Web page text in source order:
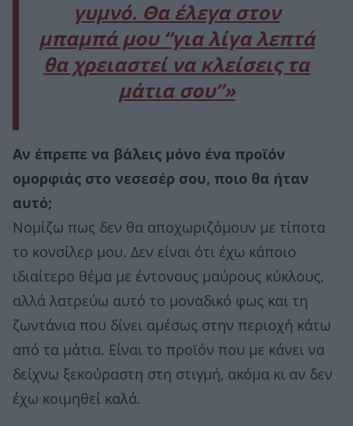
γυμνό. Θα έλεγα στον
μπαμπά μου “για λίγα λεπτά
θα χρειαστεί να κλείσεις τα
μάτια σου”»
Αν έπρεπε να βάλεις μόνο ένα προϊόν
ομορφιάς στο νεσεσέρ σου, ποιο θα ήταν
αυτό;
Νομίζω πως δεν θα αποχωριζόμουν με τίποτα
το κονσίλερ μου. Δεν είναι ότι έχω κάποιο
ιδιαίτερο θέμα με έντονους μαύρους κύκλους,
αλλά λατρεύω αυτό το μοναδικό φως και τη
ζωντάνια που δίνει αμέσως στην περιοχή κάτω
από τα μάτια. Είναι το προϊόν που με κάνει να
δείχνω ξεκούραστη στη στιγμή, ακόμα κι αν δεν
έχω κοιμηθεί καλά.